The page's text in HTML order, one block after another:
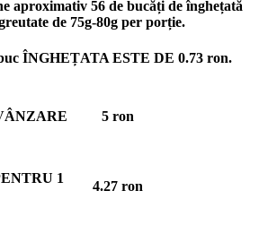
aproximativ 56 de bucăți de înghețată
de 75g-80g per porție.
ÎNGHEȚATA ESTE DE 0.73 ron.
5 ron
1
4.27 ron